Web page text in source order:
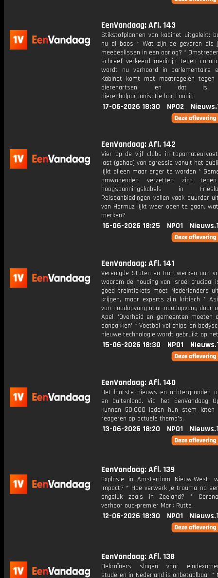
EenVandaag: Afl. 143
Stikstofplannen van kabinet uitgelekt:
nu al boos * Wat zijn de gevaren als
meebeslissen in een oorlog? *
schreef verkeerd medicijn tegen
wordt nu verhoord in parlementaire
Kabinet komt met maatregelen
dierenartsen, en dat is
dierenhulporganisatie hard nodig
17-06-2026 18:30 NPO2
EenVandaag: Afl. 142
Vier op de vijf clubs in
last (gehad) van agressie vanuit het
lijkt alleen maar erger te worden *
omwonenden verzetten zich
hoogspanningskabels in
Reisaanbiedingen vallen vaak duurder
van Hormuz lijkt weer open te gaan,
merken?
16-06-2026 18:25 NPO1
EenVandaag: Afl. 141
Verenigde Staten en Iran werken aan
waarom de houding van Israël cruciaal
goed treintickets moet Nederlanders
krijgen, maar experts zijn kritisch *
van noodopvang naar noodopvang door
Apel: 'Overheid en gemeenten moeten
aanpakken' * Voetbal vol chips en
nieuwe technologie wordt gebruikt op
15-06-2026 18:30 NPO1
EenVandaag: Afl. 140
Het laatste nieuws en achtergronden
en buitenland. Via het EenVandaag
kunnen 50.000 leden hun stem laten
reageren op actuele thema's.
13-06-2026 18:20 NPO1
EenVandaag: Afl. 139
Explosie in Amsterdam Nieuw-West:
impact? * Hoe verwerk je trauma na
ongeluk zoals in Zeeland? *
verhoor oud-premier Mark Rutte
12-06-2026 18:30 NPO1
EenVandaag: Afl. 138
Oekraïners slagen voor
studeren in Nederland is onbetaalbaar *